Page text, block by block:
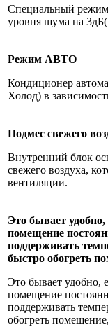
Специальный режим
уровня шума на
Режим АВТО
Кондиционер
Холод) в
Подмес свежего
Внутренний блок
свежего воздуха,
вентиляции.
Это бывает удобно,
помещение
поддерживать
быстро обогреть
Это бывает удобно,
помещение
поддерживать
обогреть